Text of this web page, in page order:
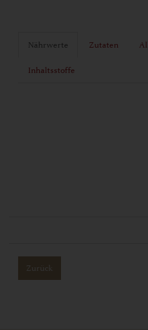
Nährwerte Zutaten
Inhaltsstoffe
Zurück